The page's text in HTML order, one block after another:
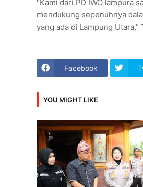
"Kami dari PD IWO lampura
mendukung sepenuhnya
yang ada di Lampung Utara,"
Facebook
YOU MIGHT LIKE